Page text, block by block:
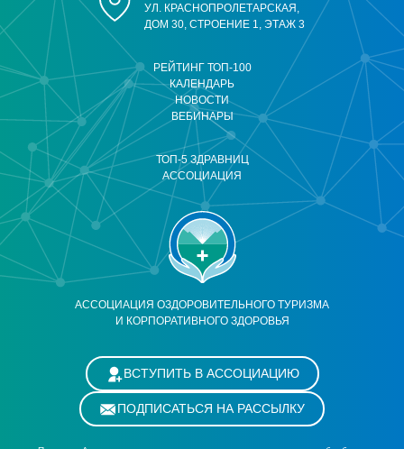
АССОЦИАЦИЯ ОЗДОРОВИТЕЛЬНОГО ТУРИЗМА
И КОРПОРАТИВНОГО ЗДОРОВЬЯ
РЕЙТИНГ ТОП-100
КАЛЕНДАРЬ
НОВОСТИ
ВЕБИНАРЫ
ТОП-5 ЗДРАВНИЦ
АССОЦИАЦИЯ
УЛ. КРАСНОПРОЛЕТАРСКАЯ,
ДОМ 30, СТРОЕНИЕ 1, ЭТАЖ 3
ВСТУПИТЬ В АССОЦИАЦИЮ
ПОДПИСАТЬСЯ НА РАССЫЛКУ